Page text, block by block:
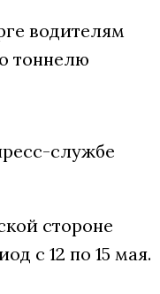
водителям
тоннелю
службе
стороне
с 12 по 15 мая.